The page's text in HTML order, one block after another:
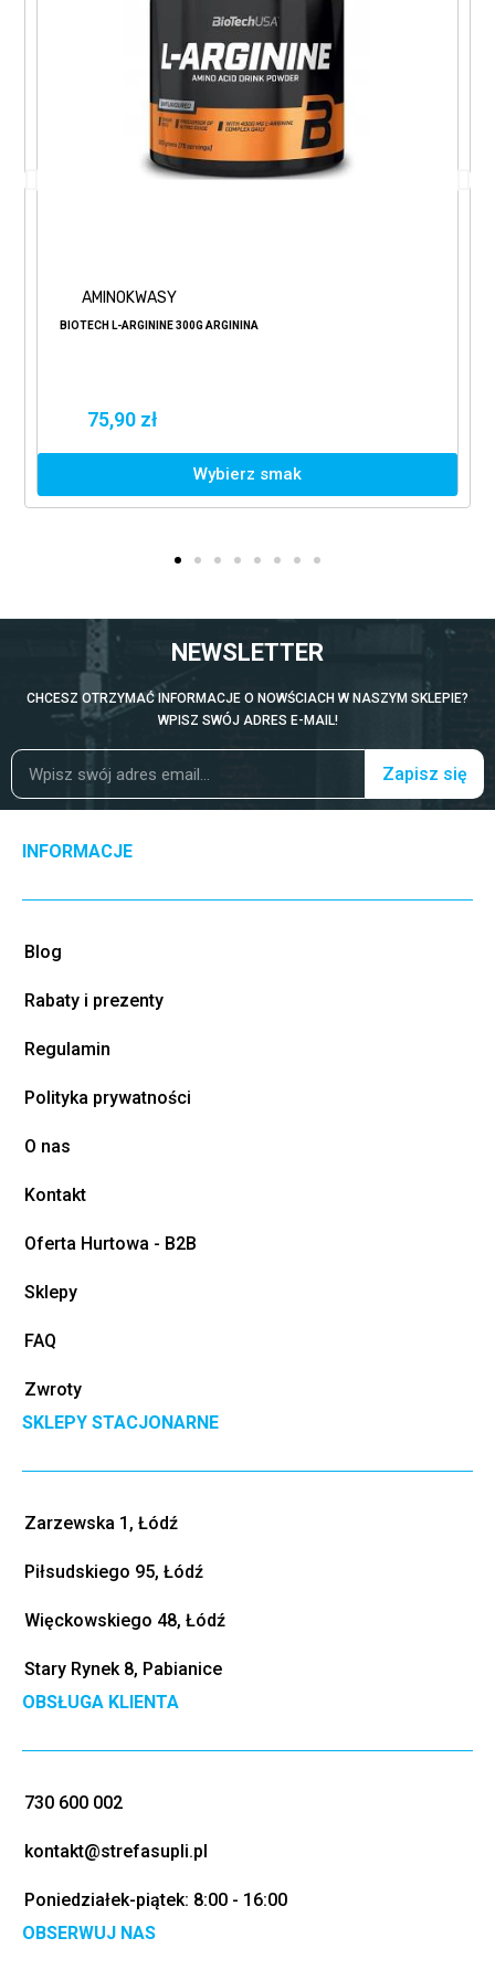
AMINOKWASY
BIOTECH L-ARGININE 300G ARGININA
75,90 zł
Wybierz smak
NEWSLETTER
CHCESZ OTRZYMAĆ INFORMACJE O NOWŚCIACH W NASZYM SKLEPIE?
WPISZ SWÓJ ADRES E-MAIL!
Zapisz się
INFORMACJE
Blog
Rabaty i prezenty
Regulamin
Polityka prywatności
O nas
Kontakt
Oferta Hurtowa - B2B
Sklepy
FAQ
Zwroty
SKLEPY STACJONARNE
Zarzewska 1, Łódź
Piłsudskiego 95, Łódź
Więckowskiego 48, Łódź
Stary Rynek 8, Pabianice
OBSŁUGA KLIENTA
730 600 002
kontakt@strefasupli.pl
Poniedziałek-piątek: 8:00 - 16:00
OBSERWUJ NAS